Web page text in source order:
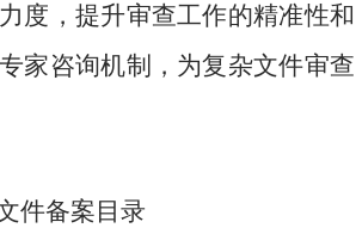
度，提升审查工作的精准性和
家咨询机制，为复杂文件审查
件备案目录